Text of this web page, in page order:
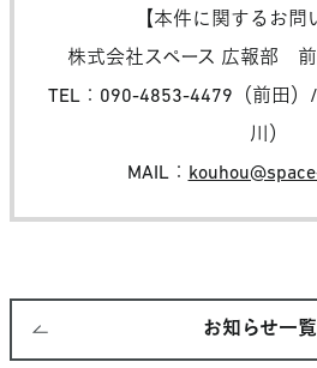
【本件に関するお問
株式会社スペース 広報部
TEL：090-4853-4479（前田
川）
MAIL：
お知らせ一